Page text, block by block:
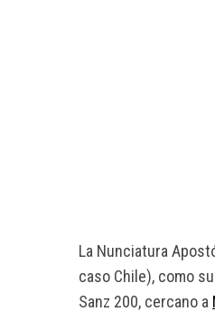
La Nunciatura
caso Chile), como
Sanz 200, cercano a